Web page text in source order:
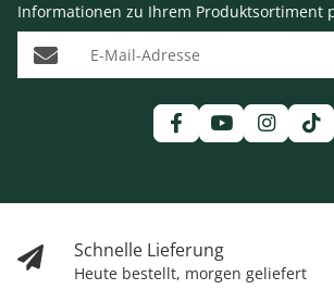
Schnelle Lieferung
Heute bestellt, morgen geliefert
Informationen zu Ihrem Produktsortiment
E-Mail-Adresse